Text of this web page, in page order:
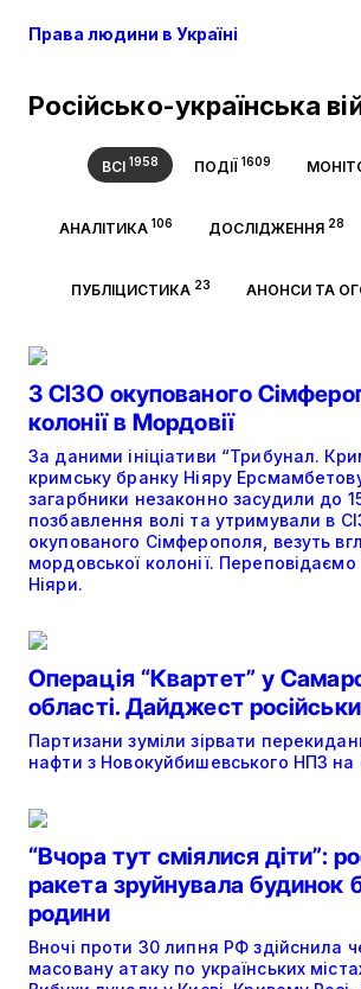
Права людини в Україні
Російсько-українська
ВСІ1958 ПОДІЇ1609
АНАЛІТИКА 106 ДОСЛІДЖЕННЯ 28
ПУБЛІЦИСТИКА 23 АНОНСИ ТА
З СІЗО окупованого
колонії в Мордовії
За даними ініціативи “Трибунал.
кримську бранку Ніяру
загарбники незаконно засудили до
позбавлення волі та утримували в
окупованого Сімферополя, везуть
мордовської колонії. Переповідаємо
Ніяри.
Операція “Квартет” у
області. Дайджест
Партизани зуміли зірвати
нафти з Новокуйбишевського НПЗ на
“Вчора тут сміялися діти”:
ракета зруйнувала будинок
родини
Вночі проти 30 липня РФ здійснила
масовану атаку по українських